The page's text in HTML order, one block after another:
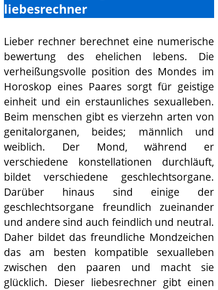
liebesrechner
Lieber rechner berechnet eine numerische
bewertung des ehelichen lebens. Die
verheißungsvolle position des Mondes im
Horoskop eines Paares sorgt für geistige
einheit und ein erstaunliches sexualleben.
Beim menschen gibt es vierzehn arten von
genitalorganen, beides; männlich und
weiblich. Der Mond, während er
verschiedene konstellationen durchläuft,
bildet verschiedene geschlechtsorgane.
Darüber hinaus sind einige der
geschlechtsorgane freundlich zueinander
und andere sind auch feindlich und neutral.
Daher bildet das freundliche Mondzeichen
das am besten kompatible sexualleben
zwischen den paaren und macht sie
glücklich. Dieser liebesrechner gibt einen